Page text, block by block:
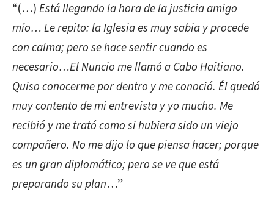
“(…)Está llegando la hora de la justicia amigo
mío… Le repito: la Iglesia es muy sabia y procede
con calma; pero se hace sentir cuando es
necesario…El Nuncio me llamó a Cabo Haitiano.
Quiso conocerme por dentro y me conoció. Él quedó
muy contento de mi entrevista y yo mucho. Me
recibió y me trató como si hubiera sido un viejo
compañero. No me dijo lo que piensa hacer; porque
es un gran diplomático; pero se ve que está
preparando su plan…”